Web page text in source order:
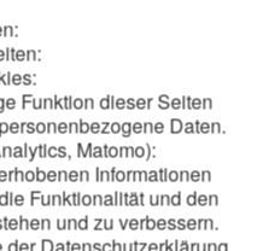
Funktion dieser Seiten
Daten.
Matomo):
Informationen
Funktionalität und den
und zu verbessern.
in Elektrotechnik,
oder alternativ
und eine Weiterbildung zum
Qualitätssicherung, im